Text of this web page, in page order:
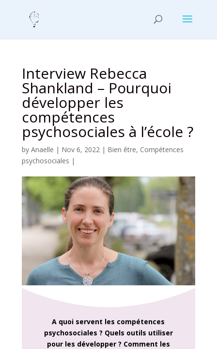
Interview Rebecca
Shankland – Pourquoi
développer les
compétences
psychosociales à l’école ?
by Anaelle | Nov 6, 2022| Bien être, Compétences
psychosociales |
A quoi servent les compétences
psychosociales ? Quels outils utiliser
pour les développer ? Comment les